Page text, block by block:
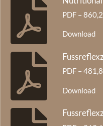
PDF –
Download
PDF –
Download